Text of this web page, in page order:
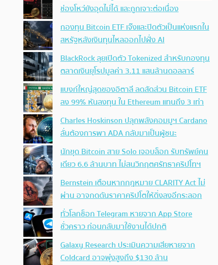
ช่องโหว่ยังอุดไม่ได้ และถูกเจาะต่อเนื่อง
กองทุน Bitcoin ETF เจ๊งและปิดตัวเป็นแห่งแรกใน
สหรัฐหลังเงินทุนไหลออกไปฝั่ง AI
BlackRock ลุยเปิดตัว Tokenized สำหรับกองทุน
ตลาดเงินยุโรปมูลค่า 3.11 แสนล้านดอลลาร์
แบงก์ใหญ่สุดของอิตาลี ลดสัดส่วน Bitcoin ETF
ลง 99% หันลงทุน ใน Ethereum แทนถึง 3 เท่า
Charles Hoskinson ปลุกพลังคอมมูฯ Cardano
ลั่นต้องการพา ADA กลับมาเป็นผู้ชนะ
นักขุด Bitcoin สาย Solo เจอบล็อก รับทรัพย์คน
เดียว 6.6 ล้านบาท ไม่สนวิกฤตศรัทธาคริปโทฯ
Bernstein เตือนหากกฎหมาย CLARITY Act ไม่
ผ่าน อาจกดดันราคาคริปโตให้ดิ่งลงอีกระลอก
ทั่วโลกช็อก Telegram หายจาก App Store
ชั่วคราว ก่อนกลับมาใช้งานได้ปกติ
Galaxy Research ประเมินความเสียหายจาก
Coldcard อาจพุ่งสูงถึง $130 ล้าน